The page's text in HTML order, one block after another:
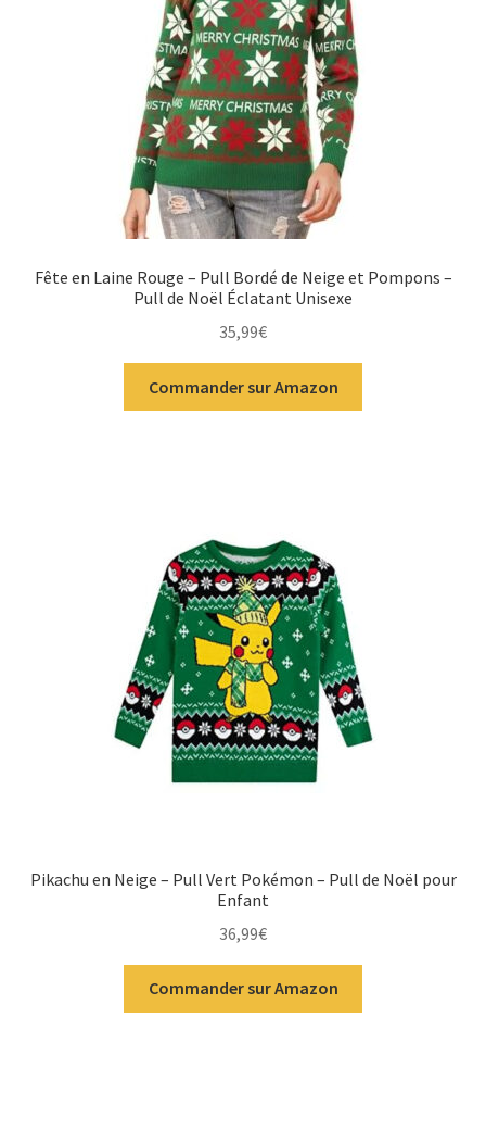
Fête en Laine Rouge – Pull Bordé de Neige et Pompons –
Pull de Noël Éclatant Unisexe
35,99€
Commander sur Amazon
Pikachu en Neige – Pull Vert Pokémon – Pull de Noël pour
Enfant
36,99€
Commander sur Amazon